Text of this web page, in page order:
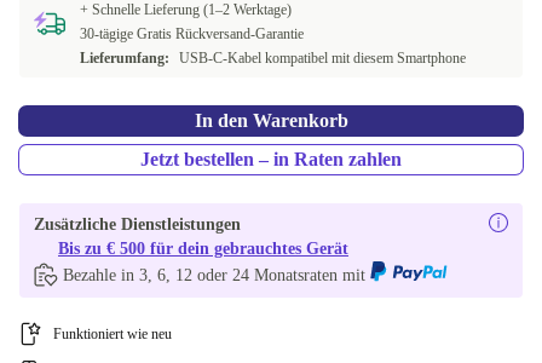
+ Schnelle Lieferung (1–2 Werktage)
30-tägige Gratis Rückversand-Garantie
Lieferumfang:
USB-C-Kabel kompatibel mit diesem Smartphone
In den Warenkorb
Jetzt bestellen – in Raten zahlen
Zusätzliche Dienstleistungen
Bis zu € 500 für dein gebrauchtes Gerät
Bezahle in 3, 6, 12 oder 24 Monatsraten mit
Funktioniert wie neu